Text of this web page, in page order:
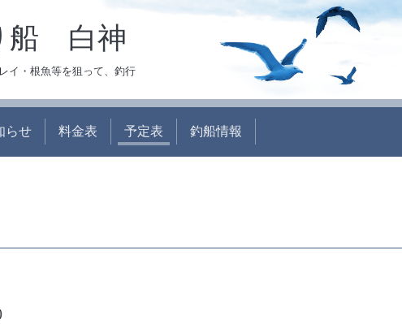
船 白神
イ・根魚等を狙って、釣行
らせ 料金表 予定表 釣船情報